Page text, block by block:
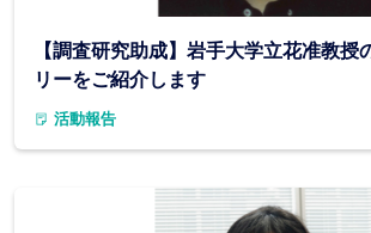
【調査研究助成】岩手大学立花准教授
リーをご紹介します
活動報告